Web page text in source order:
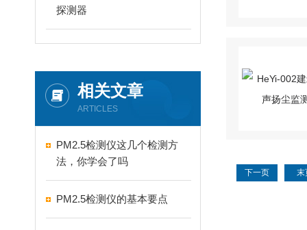
探测器
相关文章
ARTICLES
PM2.5检测仪这几个检测方
法，你学会了吗
PM2.5检测仪的基本要点
下一页 末